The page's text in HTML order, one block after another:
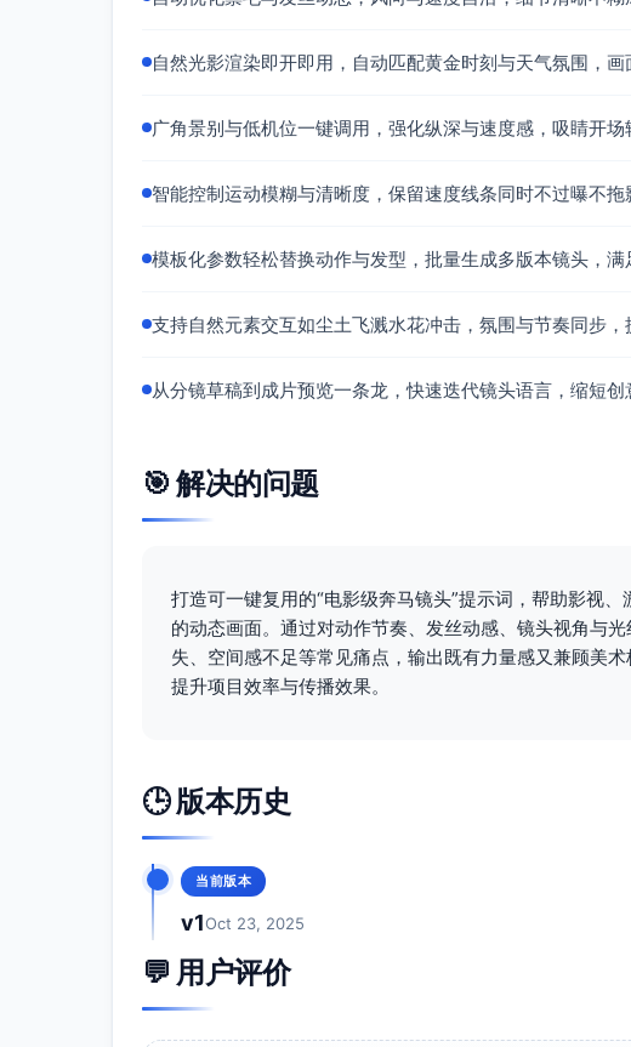
自然光影渲染即开即用，自动匹配黄金时刻与天气氛围，画
广角景别与低机位一键调用，强化纵深与速度感，吸睛开场
智能控制运动模糊与清晰度，保留速度线条同时不过曝不拖
模板化参数轻松替换动作与发型，批量生成多版本镜头，满
支持自然元素交互如尘土飞溅水花冲击，氛围与节奏同步，
从分镜草稿到成片预览一条龙，快速迭代镜头语言，缩短创
🎯 解决的问题
打造可一键复用的“电影级奔马镜头”提示词，帮助影视
的动态画面。通过对动作节奏、发丝动感、镜头视角与
失、空间感不足等常见痛点，输出既有力量感又兼顾美
提升项目效率与传播效果。
🕒 版本历史
当前版本
v1Oct 23, 2025
💬 用户评价